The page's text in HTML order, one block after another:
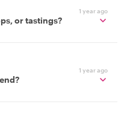
1 year ago
or tastings?
1 year ago